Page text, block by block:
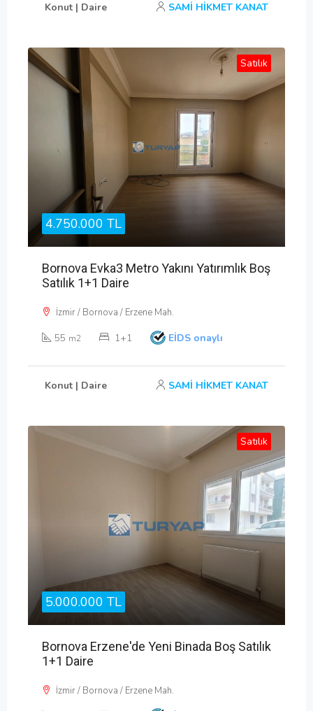
Konut | Daire SAMİ HİKMET KANAT
Satılık
4.750.000 TL
Bornova Evka3 Metro Yakını Yatırımlık Boş
Satılık 1+1 Daire
İzmir / Bornova / Erzene Mah.
55 m2 1+1 EİDS onaylı
Konut | Daire SAMİ HİKMET KANAT
Satılık
5.000.000 TL
Bornova Erzene'de Yeni Binada Boş Satılık
1+1 Daire
İzmir / Bornova / Erzene Mah.